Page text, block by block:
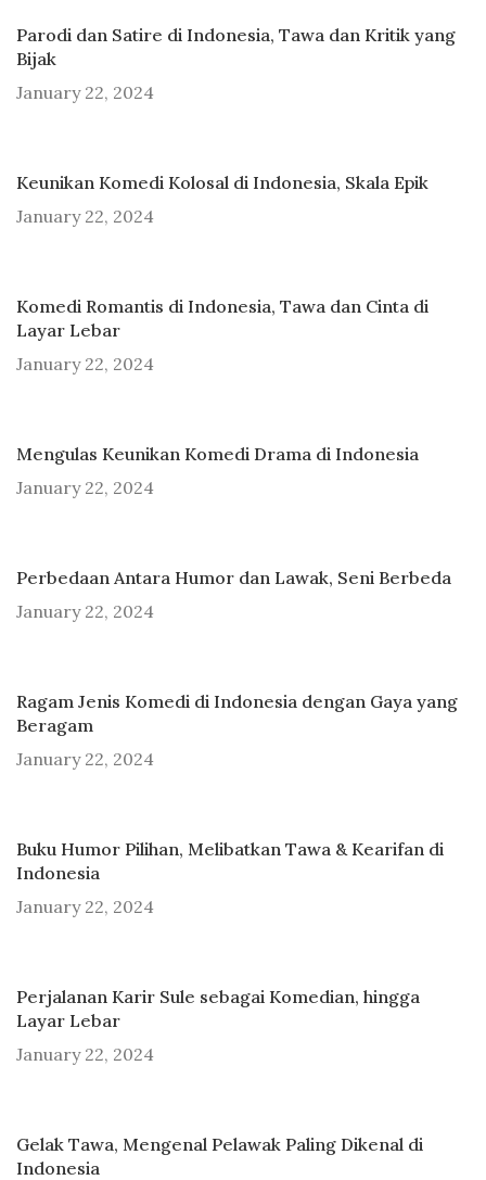
Parodi dan Satire di Indonesia, Tawa dan Kritik yang
Bijak
January 22, 2024
Keunikan Komedi Kolosal di Indonesia, Skala Epik
January 22, 2024
Komedi Romantis di Indonesia, Tawa dan Cinta di
Layar Lebar
January 22, 2024
Mengulas Keunikan Komedi Drama di Indonesia
January 22, 2024
Perbedaan Antara Humor dan Lawak, Seni Berbeda
January 22, 2024
Ragam Jenis Komedi di Indonesia dengan Gaya yang
Beragam
January 22, 2024
Buku Humor Pilihan, Melibatkan Tawa & Kearifan di
Indonesia
January 22, 2024
Perjalanan Karir Sule sebagai Komedian, hingga
Layar Lebar
January 22, 2024
Gelak Tawa, Mengenal Pelawak Paling Dikenal di
Indonesia